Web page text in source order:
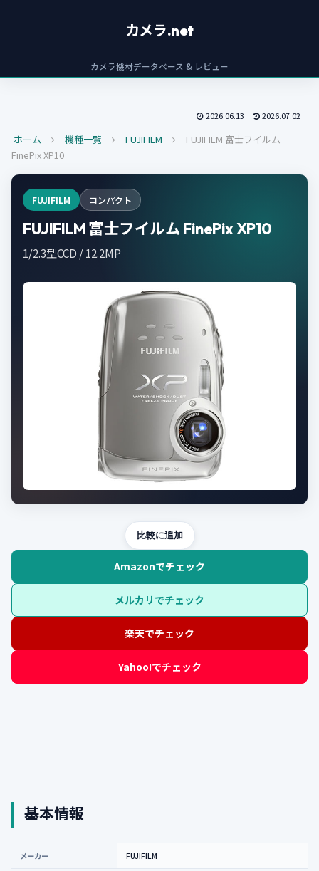
カメラ.net
カメラ機材データベース & レビュー
2026.06.13 2026.07.02
ホーム 機種一覧 FUJIFILM
FUJIFILM 富士フイルム
FinePix XP10
FUJIFILM コンパクト
FUJIFILM 富士フイルム FinePix XP10
1/2.3型CCD / 12.2MP
比較に追加
Amazonでチェック
メルカリでチェック
楽天でチェック
Yahoo!でチェック
基本情報
メーカー FUJIFILM